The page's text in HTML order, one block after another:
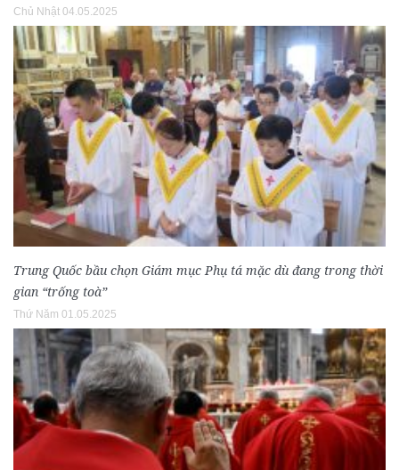
Chủ Nhật 04.05.2025
Trung Quốc bầu chọn Giám mục Phụ tá mặc dù đang trong thời
gian “trống toà”
Thứ Năm 01.05.2025